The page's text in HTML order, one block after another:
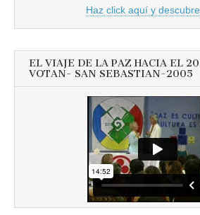
Haz click aquí y
EL VIAJE DE LA PAZ HACIA EL
VOTAN- SAN SEBASTIAN-2005